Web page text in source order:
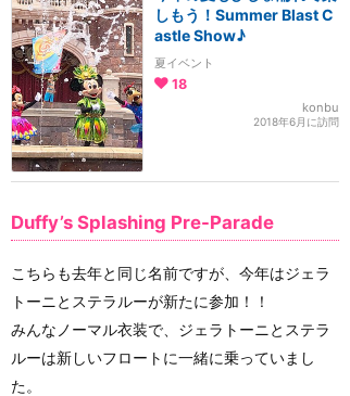
しもう！Summer Blast C
astle Show♪
夏イベント
18
konbu
2018年6月に訪問
Duffy’s Splashing Pre-Parade
こちらも去年と同じ名前ですが、今年はジェラ
トーニとステラルーが新たに参加！！
みんなノーマル衣装で、ジェラトーニとステラ
ルーは新しいフロートに一緒に乗っていまし
た。